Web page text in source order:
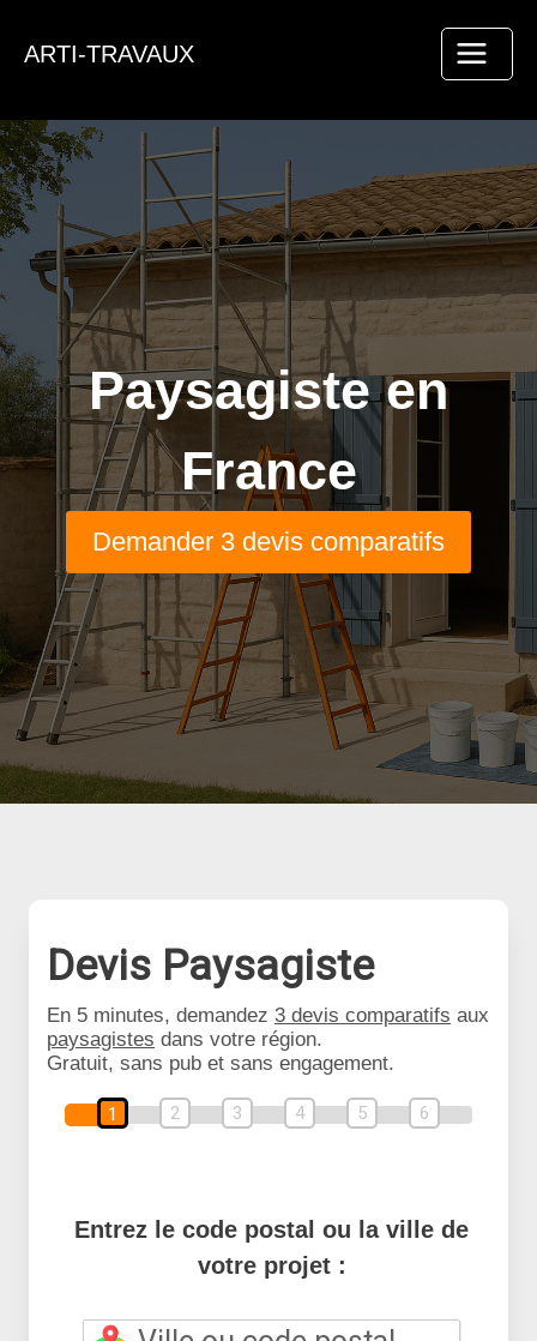
ARTI-TRAVAUX
Paysagiste en
France
Demander 3 devis comparatifs
Devis Paysagiste
En 5 minutes, demandez 3 devis comparatifs aux
paysagistes dans votre région.
Gratuit, sans pub et sans engagement.
1 2 3 4 5 6
Entrez le code postal ou la ville de
votre projet :